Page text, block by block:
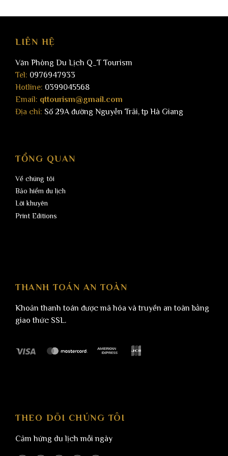
LIÊN HỆ
Văn Phòng Du Lịch Q_T Tourism
Tel: 0976947933
Hotline: 0399045568
Email: qttourism@gmail.com
Địa chỉ: Số 29A đường Nguyễn Trãi, tp Hà Giang
TỔNG QUAN
Về chúng tôi
Bảo hiểm du lịch
Lời khuyên
Print Editions
THANH TOÁN AN TOÀN
Khoản thanh toán được mã hóa và truyền an toàn bằng
giao thức SSL.
THEO DÕI CHÚNG TÔI
Cảm hứng du lịch mỗi ngày